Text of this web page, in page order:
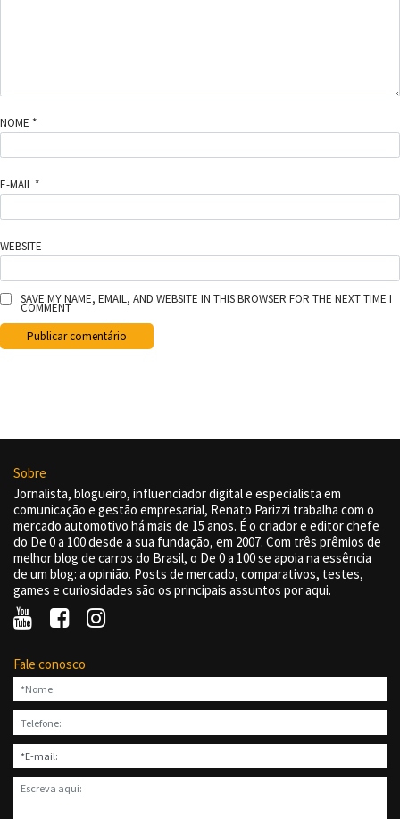
NOME *
E-MAIL *
WEBSITE
SAVE MY NAME, EMAIL, AND WEBSITE IN THIS BROWSER FOR THE NEXT TIME I
COMMENT
Sobre
Jornalista, blogueiro, influenciador digital e especialista em
comunicação e gestão empresarial, Renato Parizzi trabalha com o
mercado automotivo há mais de 15 anos. É o criador e editor chefe
do De 0 a 100 desde a sua fundação, em 2007. Com três prêmios de
melhor blog de carros do Brasil, o De 0 a 100 se apoia na essência
de um blog: a opinião. Posts de mercado, comparativos, testes,
games e curiosidades são os principais assuntos por aqui.
Fale conosco